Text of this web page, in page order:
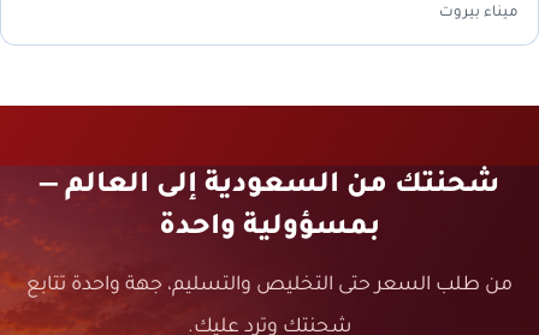
ميناء بيروت
شحنتك من السعودية إلى العالم —
بمسؤولية واحدة
من طلب السعر حتى التخليص والتسليم، جهة واحدة تتابع
شحنتك وترد عليك.